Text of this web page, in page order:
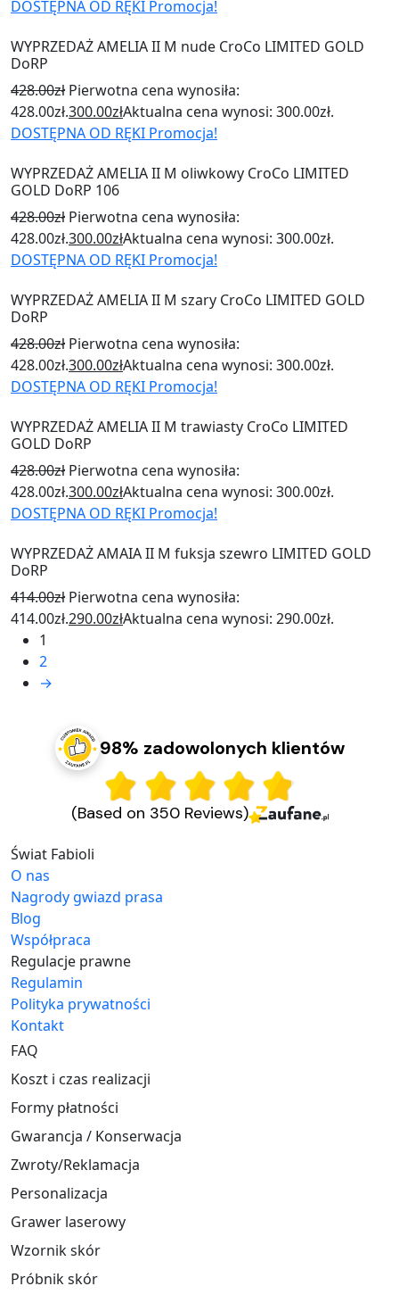
DOSTĘPNA OD RĘKI Promocja!
WYPRZEDAŻ AMELIA II M nude CroCo LIMITED GOLD
DoRP
428.00zł Pierwotna cena wynosiła:
428.00zł.300.00złAktualna cena wynosi: 300.00zł.
DOSTĘPNA OD RĘKI Promocja!
WYPRZEDAŻ AMELIA II M oliwkowy CroCo LIMITED
GOLD DoRP 106
428.00zł Pierwotna cena wynosiła:
428.00zł.300.00złAktualna cena wynosi: 300.00zł.
DOSTĘPNA OD RĘKI Promocja!
WYPRZEDAŻ AMELIA II M szary CroCo LIMITED GOLD
DoRP
428.00zł Pierwotna cena wynosiła:
428.00zł.300.00złAktualna cena wynosi: 300.00zł.
DOSTĘPNA OD RĘKI Promocja!
WYPRZEDAŻ AMELIA II M trawiasty CroCo LIMITED
GOLD DoRP
428.00zł Pierwotna cena wynosiła:
428.00zł.300.00złAktualna cena wynosi: 300.00zł.
DOSTĘPNA OD RĘKI Promocja!
WYPRZEDAŻ AMAIA II M fuksja szewro LIMITED GOLD
DoRP
414.00zł Pierwotna cena wynosiła:
414.00zł.290.00złAktualna cena wynosi: 290.00zł.
1
2
→
98% zadowolonych klientów
(Based on 350 Reviews)
Świat Fabioli
O nas
Nagrody gwiazd prasa
Blog
Współpraca
Regulacje prawne
Regulamin
Polityka prywatności
Kontakt
FAQ
Koszt i czas realizacji
Formy płatności
Gwarancja / Konserwacja
Zwroty/Reklamacja
Personalizacja
Grawer laserowy
Wzornik skór
Próbnik skór